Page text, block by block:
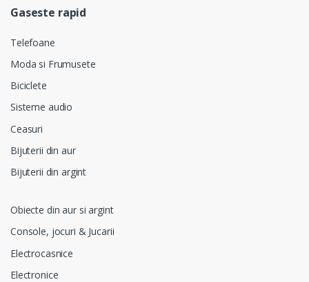
Gaseste rapid
Telefoane
Moda si Frumusete
Biciclete
Sisteme audio
Ceasuri
Bijuterii din aur
Bijuterii din argint
Obiecte din aur si argint
Console, jocuri & Jucarii
Electrocasnice
Electronice